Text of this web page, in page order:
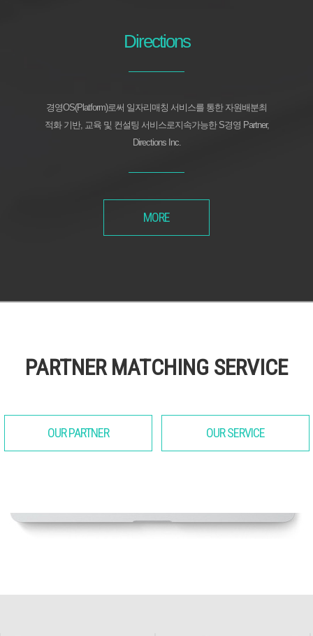
Directions
경영OS(Platform)로써 일자리매칭 서비스를 통한 자원배분최
적화 기반, 교육 및 컨설팅 서비스로지속가능한 S경영 Partner,
Directions Inc.
MORE
PARTNER MATCHING SERVICE
OUR PARTNER OUR SERVICE